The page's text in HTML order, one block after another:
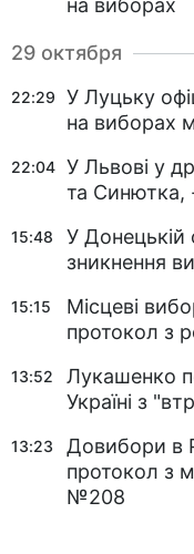
на виборах
29 октября
22:29
У Луцьку
на виборах
22:04 У Львові у
та Синютка,
15:48
У Донецькій
зникнення
15:15
Місцеві
протокол з
13:52
Лукашенко
Україні з
13:23
Довибори в
протокол з
№208